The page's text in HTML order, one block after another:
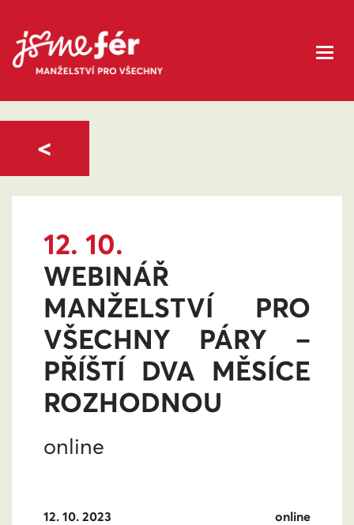
12. 10.
WEBINÁŘ
MANŽELSTVÍ PRO
VŠECHNY PÁRY –
PŘÍŠTÍ DVA MĚSÍCE
ROZHODNOU
online
12. 10. 2023
online
<